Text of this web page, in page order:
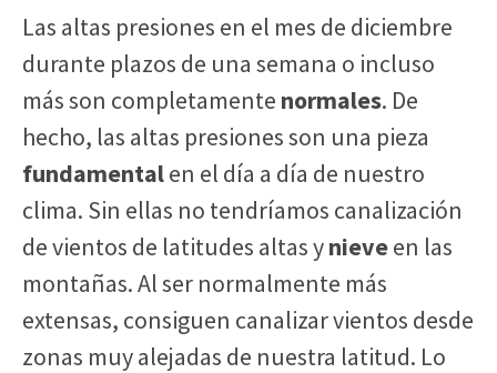
Las altas presiones en el mes de diciembre
durante plazos de una semana o incluso
más son completamente normales. De
hecho, las altas presiones son una pieza
fundamentalen el día a día de nuestro
clima. Sin ellas no tendríamos canalización
de vientos de latitudes altas ynieveen las
montañas. Al ser normalmente más
extensas, consiguen canalizar vientos desde
zonas muy alejadas de nuestra latitud. Lo